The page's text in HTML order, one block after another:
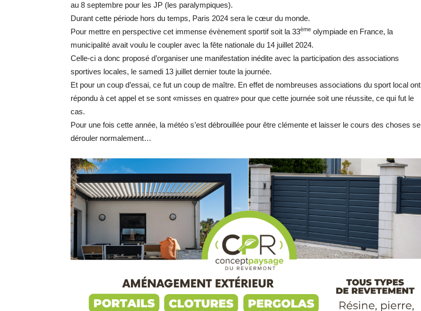
au 8 septembre pour les JP (les paralympiques).
Durant cette période hors du temps, Paris 2024 sera le cœur du monde.
Pour mettre en perspective cet immense évènement sportif soit la 33ème olympiade en France, la
municipalité avait voulu le coupler avec la fête nationale du 14 juillet 2024.
Celle-ci a donc proposé d’organiser une manifestation inédite avec la participation des associations
sportives locales, le samedi 13 juillet dernier toute la journée.
Et pour un coup d’essai, ce fut un coup de maître. En effet de nombreuses associations du sport local ont
répondu à cet appel et se sont «misses en quatre» pour que cette journée soit une réussite, ce qui fut le
cas.
Pour une fois cette année, la météo s’est débrouillée pour être clémente et laisser le cours des choses se
dérouler normalement…